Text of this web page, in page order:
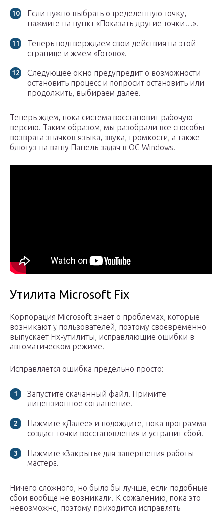
Если нужно выбрать определенную точку,
нажмите на пункт «Показать другие точки…».
Теперь подтверждаем свои действия на этой
странице и жмем «Готово».
Следующее окно предупредит о возможности
остановить процесс и попросит остановить или
продолжить, выбираем далее.
Теперь ждем, пока система восстановит рабочую
версию. Таким образом, мы разобрали все способы
возврата значков языка, звука, громкости, а также
блютуз на вашу Панель задач в ОС Windows.
Утилита Microsoft Fix
Корпорация Microsoft знает о проблемах, которые
возникают у пользователей, поэтому своевременно
выпускает Fix-утилиты, исправляющие ошибки в
автоматическом режиме.
Исправляется ошибка предельно просто:
Запустите скачанный файл. Примите
лицензионное соглашение.
Нажмите «Далее» и подождите, пока программа
создаст точки восстановления и устранит сбой.
Нажмите «Закрыть» для завершения работы
мастера.
Ничего сложного, но было бы лучше, если подобные
сбои вообще не возникали. К сожалению, пока это
невозможно, поэтому приходится исправлять